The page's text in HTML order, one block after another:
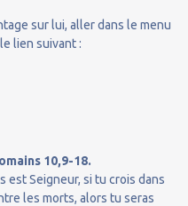
sur lui, aller dans le menu
lien suivant :
10,9-18.
est Seigneur, si tu crois dans
les morts, alors tu seras